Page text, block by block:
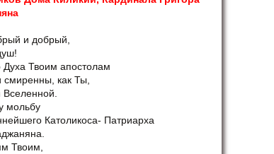
и добрый,
Твоим апостолам
смиренны, как Ты,
мольбу
Католикоса- Патриарха
Твоим,